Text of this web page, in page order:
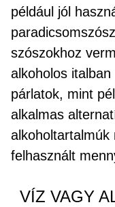
például jól
szószokhoz
alkoholos
párlatok, mint
alkalmas
alkoholtartalmúk
felhasznált
VÍZ VAGY